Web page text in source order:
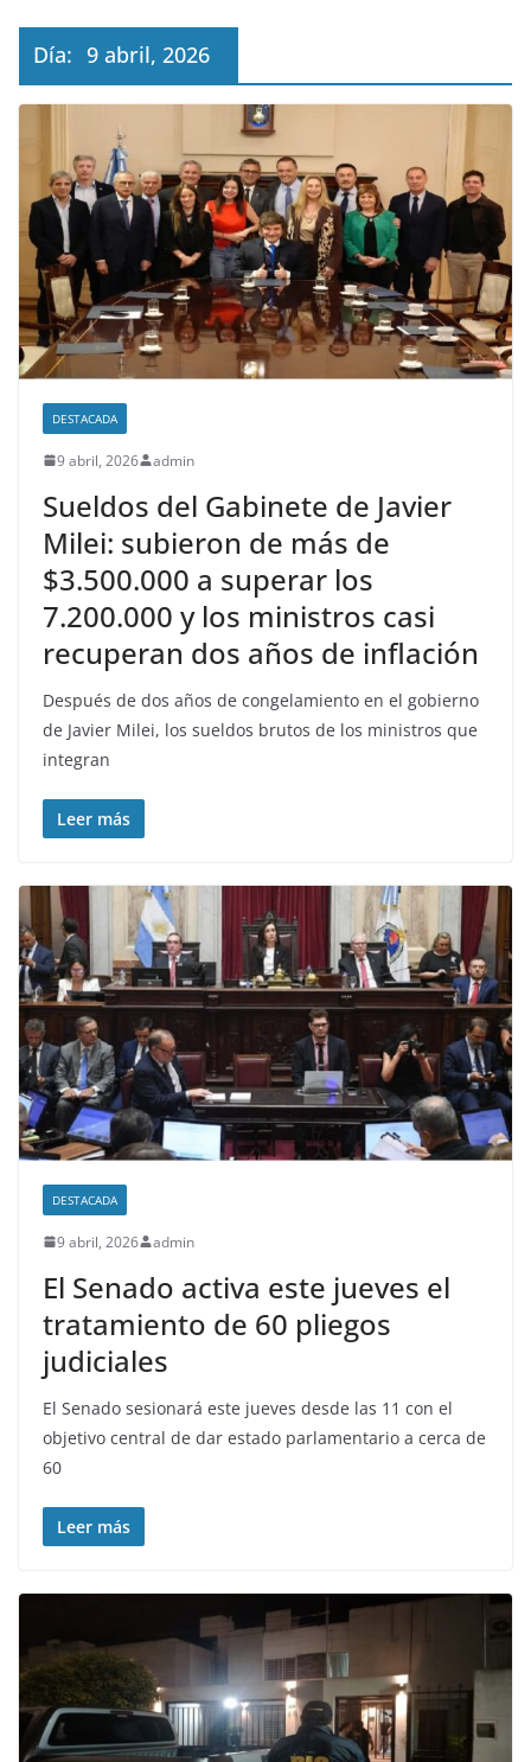
Día: 9 abril, 2026
DESTACADA
9 abril, 2026 admin
Sueldos del Gabinete de Javier
Milei: subieron de más de
$3.500.000 a superar los
7.200.000 y los ministros casi
recuperan dos años de inflación
Después de dos años de congelamiento en el gobierno
de Javier Milei, los sueldos brutos de los ministros que
integran
Leer más
DESTACADA
9 abril, 2026 admin
El Senado activa este jueves el
tratamiento de 60 pliegos
judiciales
El Senado sesionará este jueves desde las 11 con el
objetivo central de dar estado parlamentario a cerca de
60
Leer más